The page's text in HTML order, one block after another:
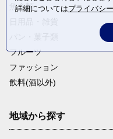
魚介類
フルーツ
ファッション
飲料(酒以外)
地域から探す
詳細についてはプライバシ